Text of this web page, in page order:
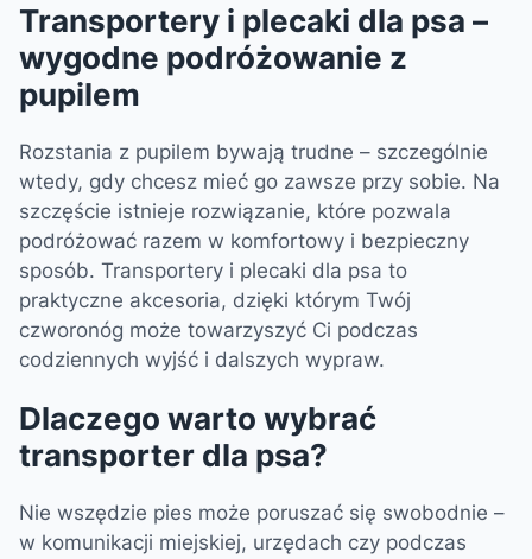
Transportery i plecaki dla psa –
wygodne podróżowanie z
pupilem
Rozstania z pupilem bywają trudne – szczególnie
wtedy, gdy chcesz mieć go zawsze przy sobie. Na
szczęście istnieje rozwiązanie, które pozwala
podróżować razem w komfortowy i bezpieczny
sposób. Transportery i plecaki dla psa to
praktyczne akcesoria, dzięki którym Twój
czworonóg może towarzyszyć Ci podczas
codziennych wyjść i dalszych wypraw.
Dlaczego warto wybrać
transporter dla psa?
Nie wszędzie pies może poruszać się swobodnie –
w komunikacji miejskiej, urzędach czy podczas